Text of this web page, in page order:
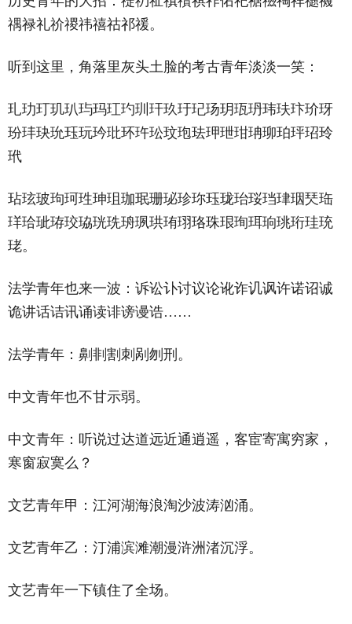
禑禄礼祄禝祎禧祜祁禐。
听到这里，角落里灰头土脸的考古青年淡淡一笑：
玌玏玎玑玐玙玛玒玓玔玕玖玗玘玚玥珁玬玮玞玣玠玡
玢玤玦玧珏玩玪玭环玝玜玟玸珐玾玴玵珃珋珀玶玿玲
玳
玷玹玻玽珂珄珅珇珈珉珊珌珍珎珏珑珆珱珰珒珚珡珤
珜珨玼珔珓珕珖珗珘珟珙珛珝珞珠珢珣珥珦珧珩珪珫
珯。
法学青年也来一波：诉讼讣讨议论讹诈讥讽许诺诏诚
诡讲话诘讯诵读诽谤谩诰……
法学青年：劓剕割刺剐刎刑。
中文青年也不甘示弱。
中文青年：听说过达道远近通逍遥，客宦寄寓穷家，
寒窗寂寞么？
文艺青年甲：江河湖海浪淘沙波涛汹涌。
文艺青年乙：汀浦滨滩潮漫浒洲渚沉浮。
文艺青年一下镇住了全场。